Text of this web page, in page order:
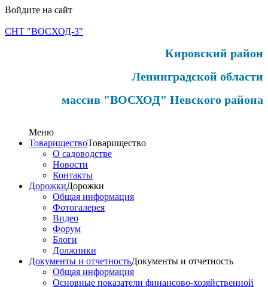
Войдите на сайт
СНТ "ВОСХОД-3"
Кировский район
Ленинградской области
массив "ВОСХОД" Невского района
Меню
ТовариществоТоварищество
О садоводстве
Новости
Контакты
ДорожкиДорожки
Общая информация
Фотогалерея
Видео
Форум
Блоги
Должники
Документы и отчетностьДокументы и отчетность
Общая информация
Основные показатели финансово-хозяйственной